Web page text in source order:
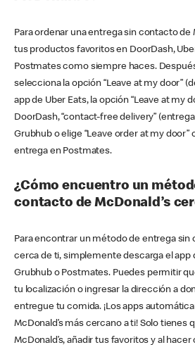
Para ordenar una entrega sin contacto de
tus productos favoritos en DoorDash,
Postmates como siempre haces.
selecciona la opción “Leave at my door”
app de Uber Eats, la opción “Leave at my
DoorDash, “contact-free delivery”
Grubhub o elige “Leave order at my door”
entrega en Postmates.
¿Cómo encuentro un
contacto de McDonald’s
Para encontrar un método de entrega sin
cerca de ti, simplemente descarga el app
Grubhub o Postmates. Puedes permitir
tu localización o ingresar la dirección a
entregue tu comida. ¡Los apps
McDonald’s más cercano a ti! Solo tienes
McDonald’s, añadir tus favoritos y al